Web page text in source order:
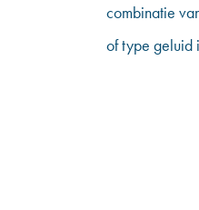
combinatie
of type geluid